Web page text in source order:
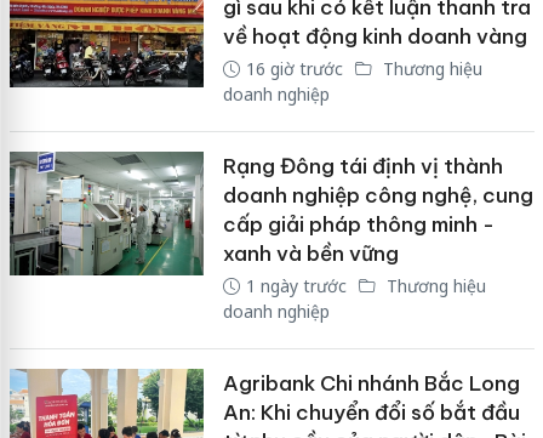
gì sau khi có kết luận thanh tra
về hoạt động kinh doanh vàng
16 giờ trước
Thương hiệu
doanh nghiệp
Rạng Đông tái định vị thành
doanh nghiệp công nghệ, cung
cấp giải pháp thông minh -
xanh và bền vững
1 ngày trước
Thương hiệu
doanh nghiệp
Agribank Chi nhánh Bắc Long
An: Khi chuyển đổi số bắt đầu